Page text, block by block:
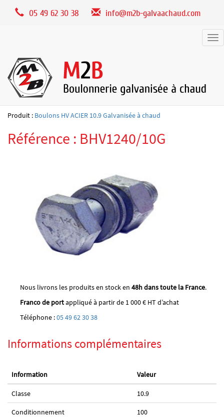
05 49 62 30 38 info@m2b-galvaachaud.com
Produit : Boulons HV ACIER 10.9 Galvanisée à chaud
Référence : BHV1240/10G
Nous livrons les produits en stock en 48h dans toute la France.
Franco de portappliqué à partir de 1 000 € HT d’achat
Téléphone :05 49 62 30 38
Informations complémentaires
Information Valeur
Classe 10.9
Conditionnement 100